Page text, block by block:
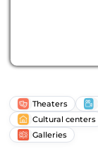
Theaters
Cultural centers
Galleries